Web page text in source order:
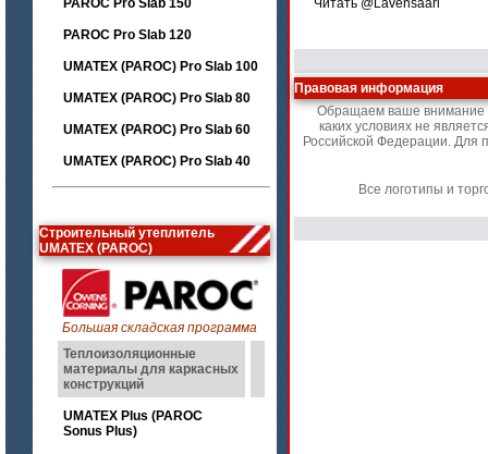
PAROC Pro Slab 150
PAROC Pro Slab 120
UMATEX (PAROC) Pro Slab 100
UMATEX (PAROC) Pro Slab 80
UMATEX (PAROC) Pro Slab 60
UMATEX (PAROC) Pro Slab 40
Строительный утеплитель
UMATEX (PAROC)
Большая складская программа
Теплоизоляционные
материалы для каркасных
конструкций
UMATEX Plus (PAROC
Sonus Plus)
Читать @Lavensaari
Правовая информация
Обращаем ваше внимание
каких условиях не
Российской Федерации. Для
Все логотипы и